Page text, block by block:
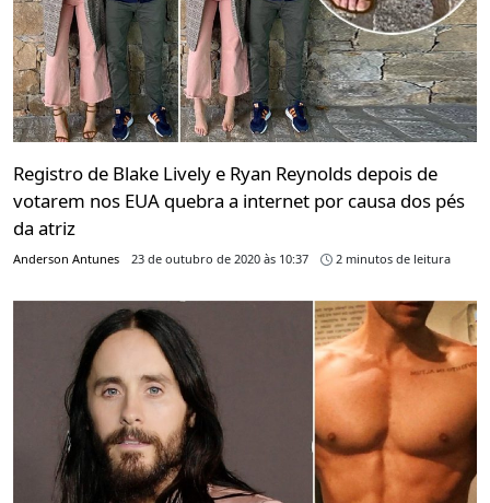
Registro de Blake Lively e Ryan Reynolds depois de
votarem nos EUA quebra a internet por causa dos pés
da atriz
Anderson Antunes 23 de outubro de 2020 às 10:37 2 minutos de leitura